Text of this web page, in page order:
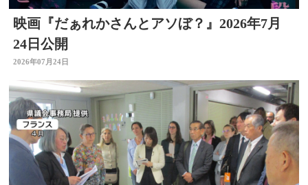
映画『だぁれかさんとアソぼ？』2026年7月
24日公開
2026年07月24日